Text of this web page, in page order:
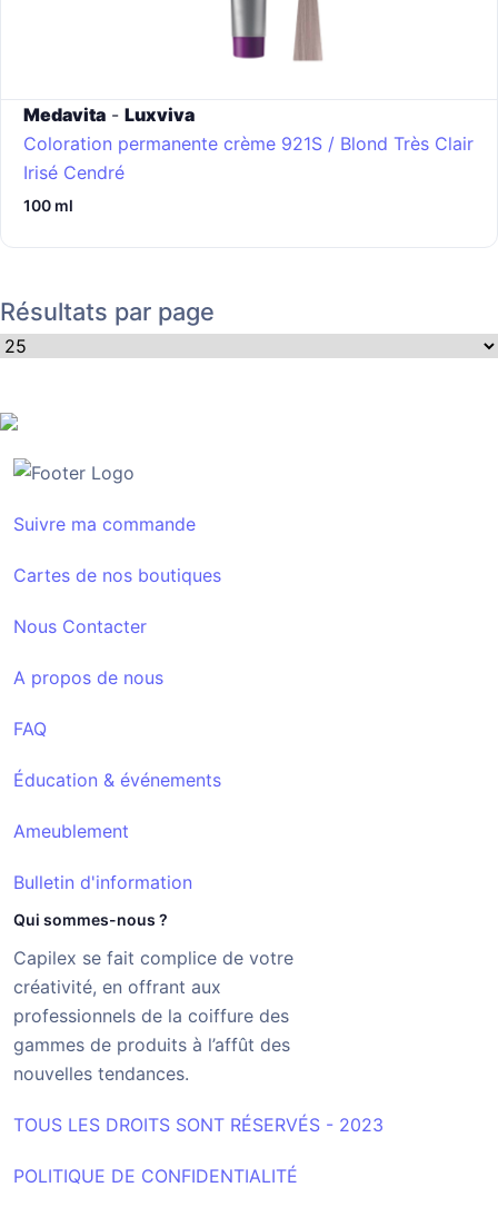
Medavita - Luxviva
Coloration permanente crème 921S / Blond Très Clair
Irisé Cendré
100 ml
Résultats par page
Suivre ma commande
Cartes de nos boutiques
Nous Contacter
A propos de nous
FAQ
Éducation & événements
Ameublement
Bulletin d'information
Qui sommes-nous ?
Capilex se fait complice de votre
créativité, en offrant aux
professionnels de la coiffure des
gammes de produits à l’affût des
nouvelles tendances.
TOUS LES DROITS SONT RÉSERVÉS - 2023
POLITIQUE DE CONFIDENTIALITÉ